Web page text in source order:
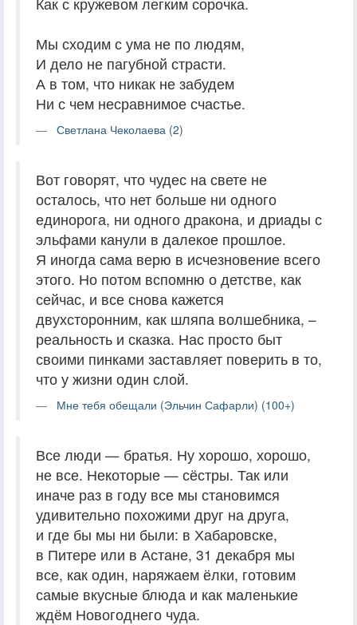
Мы сходим с ума не по людям,
И дело не пагубной страсти.
А в том, что никак не забудем
Ни с чем несравнимое счастье.
Светлана Чеколаева (2)
Вот говорят, что чудес на свете не
осталось, что нет больше ни одного
единорога, ни одного дракона, и дриады с
эльфами канули в далекое прошлое.
Я иногда сама верю в исчезновение всего
этого. Но потом вспомню о детстве, как
сейчас, и все снова кажется
двухсторонним, как шляпа волшебника, –
реальность и сказка. Нас просто быт
своими пинками заставляет поверить в то,
что у жизни один слой.
Мне тебя обещали (Эльчин Сафарли) (100+)
Все люди — братья. Ну хорошо, хорошо,
не все. Некоторые — сёстры. Так или
иначе раз в году все мы становимся
удивительно похожими друг на друга,
и где бы мы ни были: в Хабаровске,
в Питере или в Астане, 31 декабря мы
все, как один, наряжаем ёлки, готовим
самые вкусные блюда и как маленькие
ждём Новогоднего чуда.